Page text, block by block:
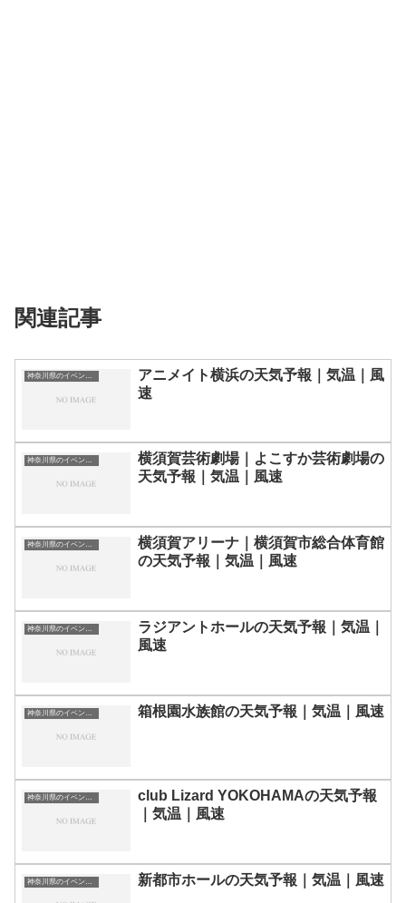
関連記事
神奈川県のイベント会場一覧
アニメイト横浜の天気予報｜気温｜風
速
神奈川県のイベント会場一覧
横須賀芸術劇場｜よこすか芸術劇場の
天気予報｜気温｜風速
神奈川県のイベント会場一覧
横須賀アリーナ｜横須賀市総合体育館
の天気予報｜気温｜風速
神奈川県のイベント会場一覧
ラジアントホールの天気予報｜気温｜
風速
神奈川県のイベント会場一覧 箱根園水族館の天気予報｜気温｜風速
神奈川県のイベント会場一覧
club Lizard YOKOHAMAの天気予報
｜気温｜風速
神奈川県のイベント会場一覧 新都市ホールの天気予報｜気温｜風速